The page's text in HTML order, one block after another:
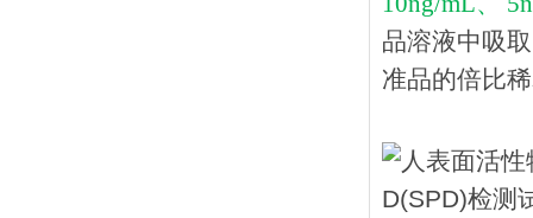
品溶液中吸取
准品的倍比